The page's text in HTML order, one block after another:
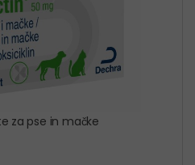
za pse in mačke